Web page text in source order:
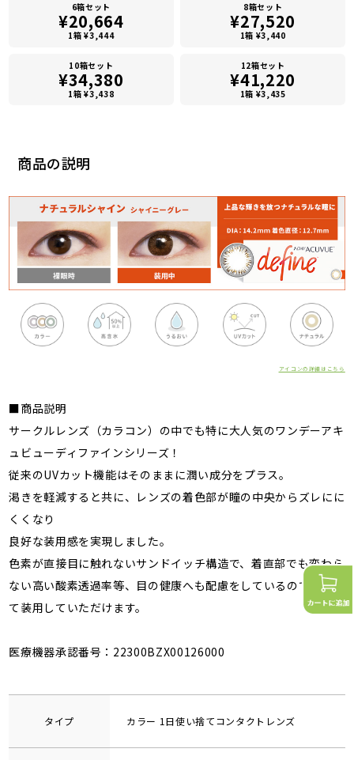
商品の説明
アイコンの詳細はこちら
■商品説明
サークルレンズ（カラコン）の中でも特に大人気のワンデーアキ
ュビューディファインシリーズ！
従来のUVカット機能はそのままに潤い成分をプラス。
渇きを軽減すると共に、レンズの着色部が瞳の中央からズレにに
くくなり
良好な装用感を実現しました。
色素が直接目に触れないサンドイッチ構造で、着直部でも変わら
ない高い酸素透過率等、目の健康へも配慮をしているので安心し
て装用していただけます。
医療機器承認番号：22300BZX00126000
タイプ カラー 1日使い捨てコンタクトレンズ
6箱セット
¥20,664
1箱 ¥3,444
8箱セット
¥27,520
1箱 ¥3,440
10箱セット
¥34,380
1箱 ¥3,438
12箱セット
¥41,220
1箱 ¥3,435